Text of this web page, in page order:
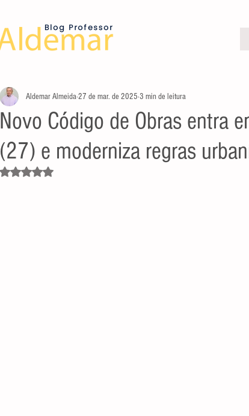
Novo Código de Obras entra
(27) e moderniza regras
Aldemar Almeida27 de mar. de 2025 3 min de leitura
Avaliado com NaN de 5 estrelas.